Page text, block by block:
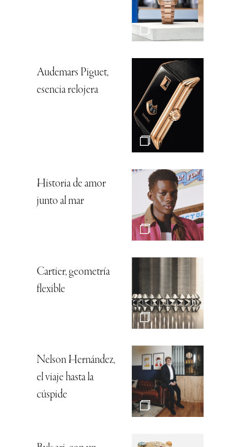
Audemars Piguet,
esencia relojera
Historia de amor
junto al mar
Cartier, geometría
flexible
Nelson Hernández,
el viaje hasta la
cúspide